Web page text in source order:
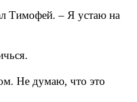
Тимофей. – Я устаю на
Не думаю, что это